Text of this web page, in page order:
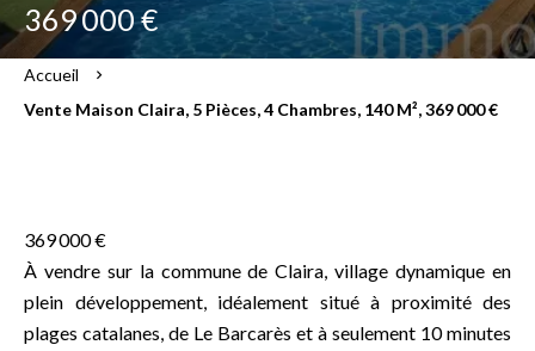
369 000 €
Accueil
Vente Maison Claira, 5 Pièces, 4 Chambres, 140 M², 369 000 €
369 000 €
À vendre sur la commune de Claira, village dynamique en
plein développement, idéalement situé à proximité des
plages catalanes, de Le Barcarès et à seulement 10 minutes